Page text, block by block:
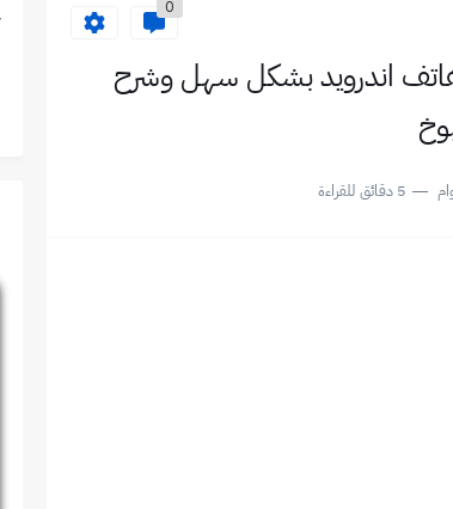
0
اندرويد بشكل سهل وشرح
5 دقائق للقراءة